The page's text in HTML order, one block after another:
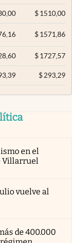
$1510,00
$1571,86
$1727,57
$293,29
en el
Villarruel
vuelve al
de 400.000